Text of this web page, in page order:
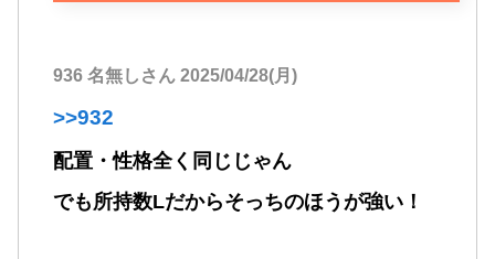
936 名無しさん 2025/04/28(月)
>>932
配置・性格全く同じじゃん
でも所持数Lだからそっちのほうが強い！